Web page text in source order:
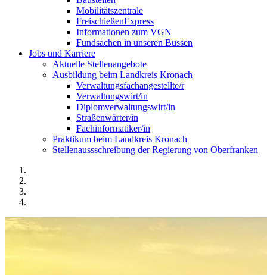
Mobilitätszentrale
FreischießenExpress
Informationen zum VGN
Fundsachen in unseren Bussen
Jobs und Karriere
Aktuelle Stellenangebote
Ausbildung beim Landkreis Kronach
Verwaltungsfachangestellte/r
Verwaltungswirt/in
Diplomverwaltungswirt/in
Straßenwärter/in
Fachinformatiker/in
Praktikum beim Landkreis Kronach
Stellenaussschreibung der Regierung von Oberfranken